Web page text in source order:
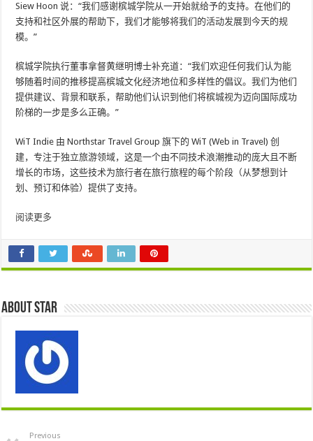
Siew Hoon 说：“我们感谢槟城学院从一开始就给予的支持。在他们的
支持和社区外展的帮助下，我们才能够将我们的活动发展到今天的规
模。”
槟城学院执行董事拿督黄继明博士补充道：“我们欢迎任何我们认为能
够随着时间的推移提高槟城文化经济地位和多样性的倡议。我们为他们
提供建议、背景和联系，帮助他们认识到他们将槟城视为迈向国际成功
阶梯的一步是多么正确。”
WiT Indie 由 Northstar Travel Group 旗下的 WiT (Web in Travel) 创
建，专注于独立旅游领域，这是一个由不同技术浪潮推动的庞大且不断
增长的市场，这些技术为旅行者在旅行旅程的每个阶段（从梦想到计
划、预订和体验）提供了支持。
阅读更多
About star
Previous